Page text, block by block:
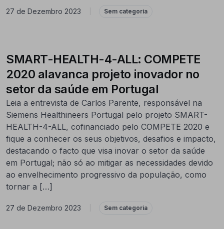
27 de Dezembro 2023 Sem categoria
SMART-HEALTH-4-ALL: COMPETE
2020 alavanca projeto inovador no
setor da saúde em Portugal
Leia a entrevista de Carlos Parente, responsável na
Siemens Healthineers Portugal pelo projeto SMART-
HEALTH-4-ALL, cofinanciado pelo COMPETE 2020 e
fique a conhecer os seus objetivos, desafios e impacto,
destacando o facto que visa inovar o setor da saúde
em Portugal; não só ao mitigar as necessidades devido
ao envelhecimento progressivo da população, como
tornar a […]
27 de Dezembro 2023 Sem categoria